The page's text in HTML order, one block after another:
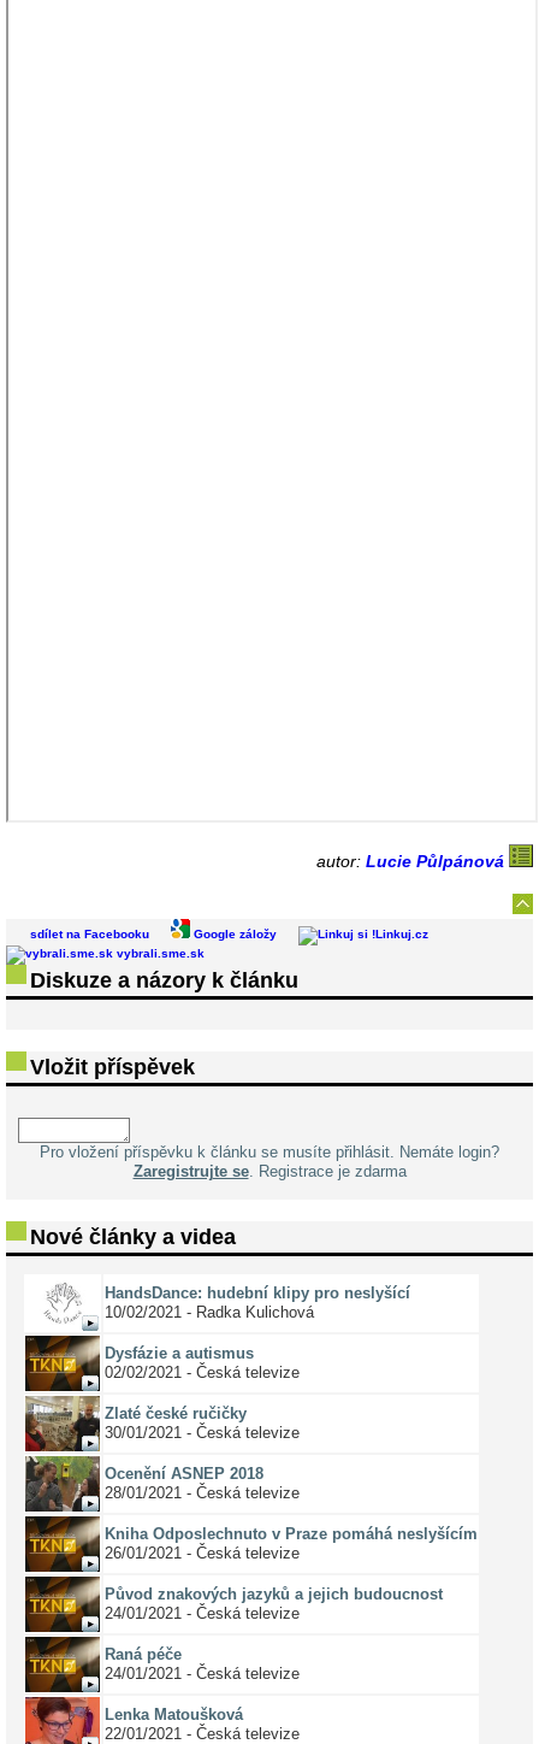
autor: Lucie Půlpánová
sdílet na Facebooku Google záložy
Linkuj.cz
vybrali.sme.sk
Diskuze a názory k článku
Vložit příspěvek
Pro vložení příspěvku k článku se musíte přihlásit. Nemáte login?
Zaregistrujte se. Registrace je zdarma
Nové články a videa
HandsDance: hudební klipy pro neslyšící
10/02/2021 - Radka Kulichová
Dysfázie a autismus
02/02/2021 - Česká televize
Zlaté české ručičky
30/01/2021 - Česká televize
Ocenění ASNEP 2018
28/01/2021 - Česká televize
Kniha Odposlechnuto v Praze pomáhá neslyšícím
26/01/2021 - Česká televize
Původ znakových jazyků a jejich budoucnost
24/01/2021 - Česká televize
Raná péče
24/01/2021 - Česká televize
Lenka Matoušková
22/01/2021 - Česká televize